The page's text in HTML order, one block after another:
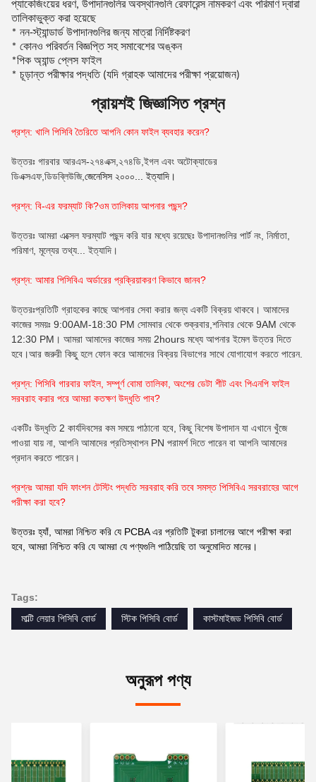
প্যাকেজিংয়ের ধরণ, উপাদানগুলির অবস্থানগুলি রেফারেন্স নামকরণ এবং পরিমাণ দ্বারা
তালিকাভুক্ত করা হয়েছে
* নন-স্ট্যান্ডার্ড উপাদানগুলির জন্য মাত্রা নির্দিষ্টকরণ
* কোনও পরিবর্তন বিজ্ঞপ্তি সহ সমাবেশের অঙ্কন
*পিক অ্যান্ড প্লেস ফাইল
* চূড়ান্ত পরীক্ষার পদ্ধতি (যদি গ্রাহক আমাদের পরীক্ষা প্রয়োজন)
প্রায়শই জিজ্ঞাসিত প্রশ্ন
প্রশ্ন: খালি পিসিবি তৈরিতে আপনি কোন ফাইল ব্যবহার করেন?
উত্তরঃ গারবার আরএস-২৭৪এক্স,২৭৪ডি,ইগল এবং অটোক্যাডের
ডিএক্সএফ,ডিডব্লিউজি,জেনেসিস ২০০০... ইত্যাদি।
প্রশ্ন: বি-এর ফরম্যাট কি?ওম তালিকায় আপনার পছন্দ?
উত্তরঃ আমরা এক্সেল ফরম্যাট পছন্দ করি যার মধ্যে রয়েছেঃ উপাদানগুলির পার্ট নং, নির্মাতা,
পরিমাণ, মূল্যের তথ্য... ইত্যাদি।
প্রশ্ন: আমার পিসিবিএ অর্ডারের প্রক্রিয়াকরণ কিভাবে জানব?
উত্তরঃপ্রতিটি গ্রাহকের কাছে আপনার সেবা করার জন্য একটি বিক্রয় থাকবে। আমাদের
কাজের সময়ঃ 9:00AM-18:30 PM সোমবার থেকে শুক্রবার,শনিবার থেকে 9AM থেকে
12:30 PM। আমরা আমাদের কাজের সময় 2hours মধ্যে আপনার ইমেল উত্তর দিতে
হবে।আর জরুরী কিছু হলে ফোন করে আমাদের বিক্রয় বিভাগের সাথে যোগাযোগ করতে পারেন.
প্রশ্ন: পিসিবি গারবার ফাইল, সম্পূর্ণ বোমা তালিকা, অংশের ডেটা শীট এবং পিএনপি ফাইল
সরবরাহ করার পরে আমরা কতক্ষণ উদ্ধৃতি পাব?
একটিঃ উদ্ধৃতি 2 কার্যদিবসের কম সময়ে পাঠানো হবে, কিছু বিশেষ উপাদান যা এখানে খুঁজে
পাওয়া যায় না, আপনি আমাদের প্রতিস্থাপন PN পরামর্শ দিতে পারেন বা আপনি আমাদের
প্রদান করতে পারেন।
প্রশ্নঃ আমরা যদি ফাংশন টেস্টিং পদ্ধতি সরবরাহ করি তবে সমস্ত পিসিবিএ সরবরাহের আগে
পরীক্ষা করা হবে?
উত্তরঃ হ্যাঁ, আমরা নিশ্চিত করি যে PCBA এর প্রতিটি টুকরা চালানের আগে পরীক্ষা করা
হবে, আমরা নিশ্চিত করি যে আমরা যে পণ্যগুলি পাঠিয়েছি তা অনুমোদিত মানের।
Tags:
মাল্টি লেয়ার পিসিবি বোর্ড
স্টিক পিসিবি বোর্ড কাস্টমাইজড পিসিবি বোর্ড
অনুরূপ পণ্য